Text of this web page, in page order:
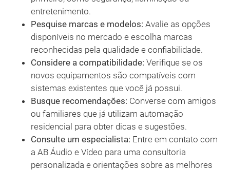
entretenimento.
Pesquise marcas e modelos: Avalie as opções
disponíveis no mercado e escolha marcas
reconhecidas pela qualidade e confiabilidade.
Considere a compatibilidade: Verifique se os
novos equipamentos são compatíveis com
sistemas existentes que você já possui.
Busque recomendações: Converse com amigos
ou familiares que já utilizam automação
residencial para obter dicas e sugestões.
Consulte um especialista: Entre em contato com
a AB Áudio e Vídeo para uma consultoria
personalizada e orientações sobre as melhores